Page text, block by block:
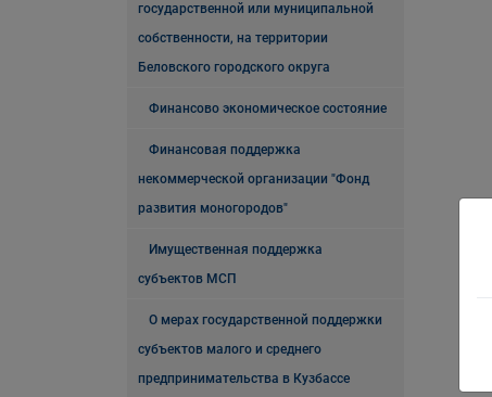
государственной или муниципальной
собственности, на территории
Беловского городского округа
Финансово экономическое состояние
Финансовая поддержка
некоммерческой организации "Фонд
развития моногородов"
Имущественная поддержка
субъектов МСП
О мерах государственной поддержки
субъектов малого и среднего
предпринимательства в Кузбассе